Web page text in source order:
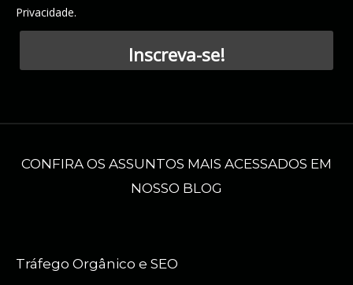
Privacidade.
Inscreva-se!
CONFIRA OS ASSUNTOS MAIS ACESSADOS EM
NOSSO BLOG
Tráfego Orgânico e SEO